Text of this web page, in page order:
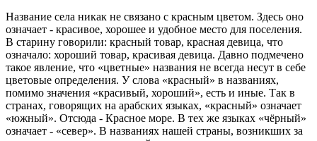
Название села никак не связано с красным цветом. Здесь оно
означает - красивое, хорошее и удобное место для поселения.
В старину говорили: красный товар, красная девица, что
означало: хороший товар, красивая девица. Давно подмечено
такое явление, что «цветные» названия не всегда несут в себе
цветовые определения. У слова «красный» в названиях,
помимо значения «красивый, хороший», есть и иные. Так в
странах, говорящих на арабских языках, «красный» означает
«южный». Отсюда - Красное море. В тех же языках «чёрный»
означает - «север». В названиях нашей страны, возникших за